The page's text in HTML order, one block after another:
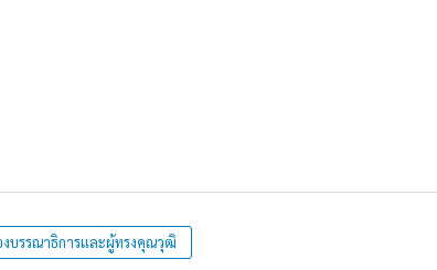
งบรรณาธิการและผู้ทรงคุณวุฒิ